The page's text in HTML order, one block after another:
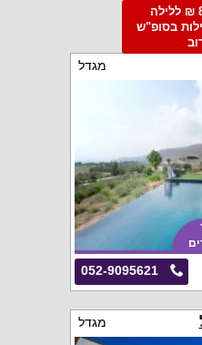
החל מ8000 ₪ ללילה
2 לילות בסופ"ש
מגדל
052-9095621
מגדל